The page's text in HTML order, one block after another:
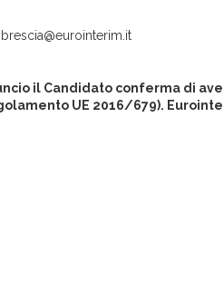
brescia@eurointerim.it
il Candidato conferma di
UE 2016/679).